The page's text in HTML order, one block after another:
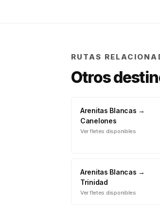
RUTAS
Otros
Arenitas Blancas →
Canelones
Ver fletes disponibles
Arenitas Blancas →
Trinidad
Ver fletes disponibles